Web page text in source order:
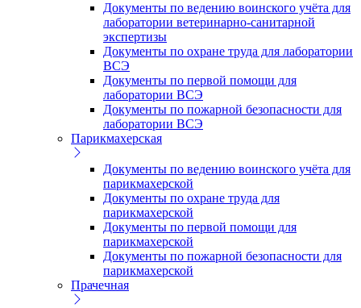
Документы по ведению воинского учёта для
лаборатории ветеринарно-санитарной
экспертизы
Документы по охране труда для лаборатории
ВСЭ
Документы по первой помощи для
лаборатории ВСЭ
Документы по пожарной безопасности для
лаборатории ВСЭ
Парикмахерская
Документы по ведению воинского учёта для
парикмахерской
Документы по охране труда для
парикмахерской
Документы по первой помощи для
парикмахерской
Документы по пожарной безопасности для
парикмахерской
Прачечная